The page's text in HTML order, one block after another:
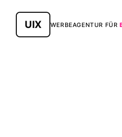
UIX WERBEAGENTUR FÜR